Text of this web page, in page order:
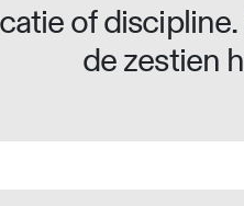
of
de zestien